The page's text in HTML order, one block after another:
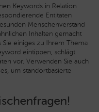
Keywords in Relation
Entitäten
Menschenverstand
Inhalten gemacht
Sie einiges zu Ihrem Thema
eintippen, schlägt
vor. Verwenden Sie auch
um standortbasierte